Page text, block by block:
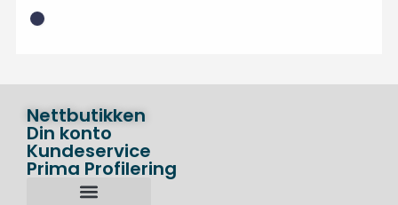
Nettbutikken
Din konto
Kundeservice
Prima Profilering